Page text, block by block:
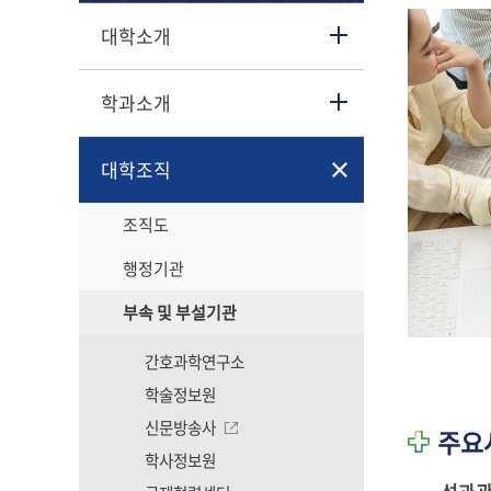
대학소개
학과소개
대학조직
조직도
행정기관
부속 및 부설기관
간호과학연구소
학술정보원
신문방송사
학사정보원
주